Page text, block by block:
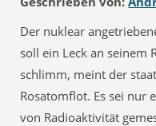
Der nuklear
soll ein Leck an seinem
schlimm, meint der
Rosatomflot. Es sei nur
von Radioaktivität